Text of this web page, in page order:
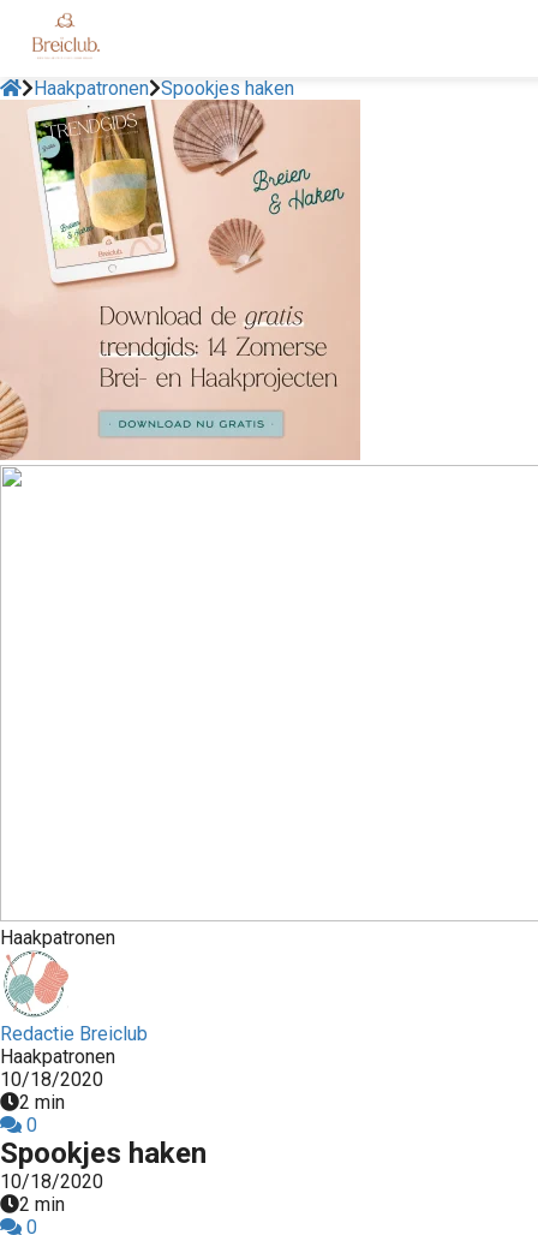
Haakpatronen Spookjes haken
Haakpatronen
Redactie Breiclub
Haakpatronen
10/18/2020
2 min
0
Spookjes haken
10/18/2020
2 min
0